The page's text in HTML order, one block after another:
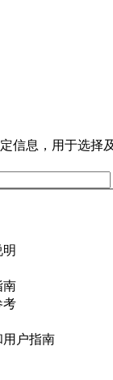
信息，用于选择
南
考
用户指南